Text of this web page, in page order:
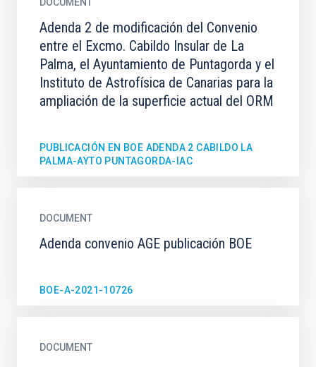
Adenda 2 de modificación del Convenio
entre el Excmo. Cabildo Insular de La
Palma, el Ayuntamiento de Puntagorda y el
Instituto de Astrofísica de Canarias para la
ampliación de la superficie actual del ORM
PUBLICACIÓN EN BOE ADENDA 2 CABILDO LA
PALMA-AYTO PUNTAGORDA-IAC
DOCUMENT
Adenda convenio AGE publicación BOE
BOE-A-2021-10726
DOCUMENT